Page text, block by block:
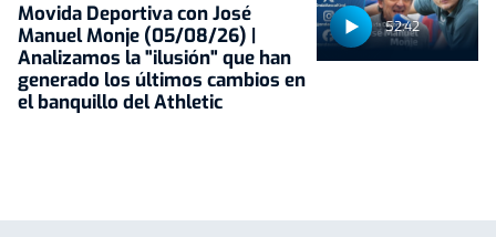
52:42
Movida Deportiva con José
Manuel Monje (05/08/26) |
Analizamos la "ilusión" que han
generado los últimos cambios en
el banquillo del Athletic